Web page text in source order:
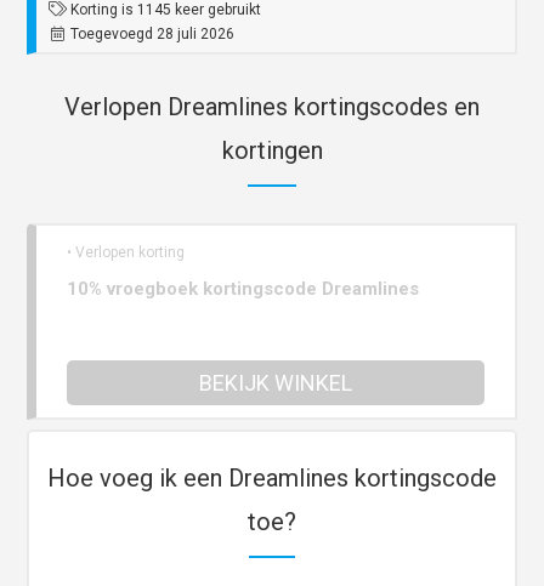
Korting is 1145 keer gebruikt
Toegevoegd 28 juli 2026
Verlopen Dreamlines kortingscodes en
kortingen
• Verlopen korting
10% vroegboek kortingscode Dreamlines
BEKIJK WINKEL
Hoe voeg ik een Dreamlines kortingscode
toe?